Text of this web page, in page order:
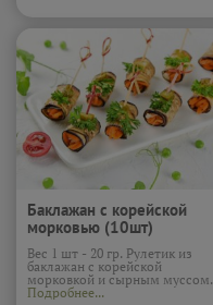
Баклажан с корейской
морковью (10шт)
Вес 1 шт - 20 гр. Рулетик из
баклажан с корейской
морковкой и сырным муссом.
Подробнее...